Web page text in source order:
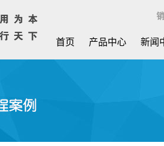
首页 产品中心 新闻